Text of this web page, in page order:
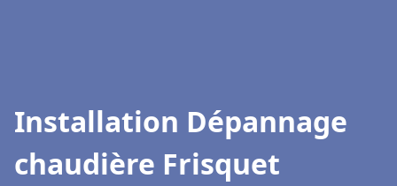
Installation Dépannage
chaudière Frisquet